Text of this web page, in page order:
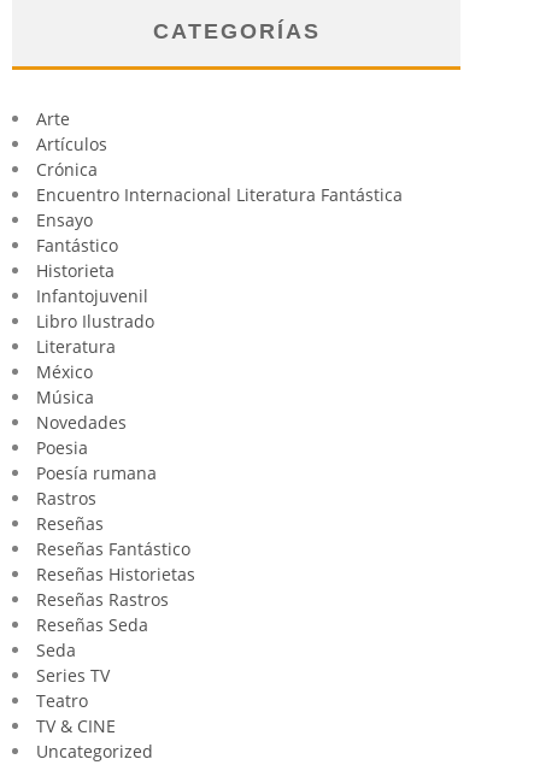
CATEGORÍAS
Arte
Artículos
Crónica
Encuentro Internacional Literatura Fantástica
Ensayo
Fantástico
Historieta
Infantojuvenil
Libro Ilustrado
Literatura
México
Música
Novedades
Poesia
Poesía rumana
Rastros
Reseñas
Reseñas Fantástico
Reseñas Historietas
Reseñas Rastros
Reseñas Seda
Seda
Series TV
Teatro
TV & CINE
Uncategorized